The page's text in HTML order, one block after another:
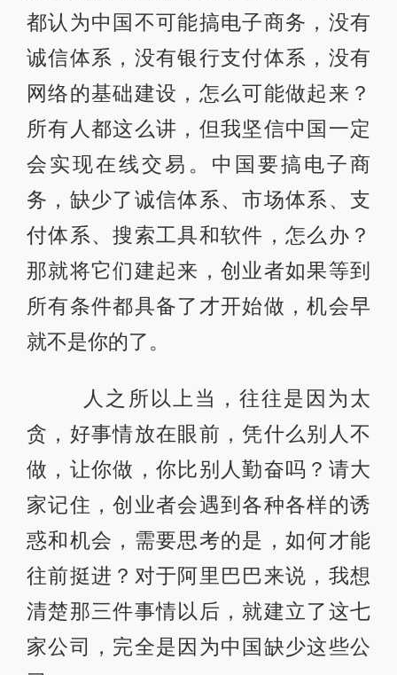
都认为中国不可能搞电子商务，没有
诚信体系，没有银行支付体系，没有
网络的基础建设，怎么可能做起来？
所有人都这么讲，但我坚信中国一定
会实现在线交易。中国要搞电子商
务，缺少了诚信体系、市场体系、支
付体系、搜索工具和软件，怎么办？
那就将它们建起来，创业者如果等到
所有条件都具备了才开始做，机会早
就不是你的了。
人之所以上当，往往是因为太
贪，好事情放在眼前，凭什么别人不
做，让你做，你比别人勤奋吗？请大
家记住，创业者会遇到各种各样的诱
惑和机会，需要思考的是，如何才能
往前挺进？对于阿里巴巴来说，我想
清楚那三件事情以后，就建立了这七
家公司，完全是因为中国缺少这些公